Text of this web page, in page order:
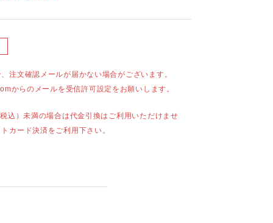
注文確認メールが届かない場合がございます。
からのメールを受信許可設定をお願いします。
込）未満の場合は代金引換はご利用いただけませ
カード決済をご利用下さい。